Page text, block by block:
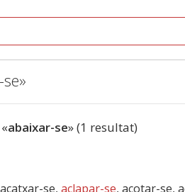
abaixar-se» (1 resultat)
se, aclapar-se, acotar-se,